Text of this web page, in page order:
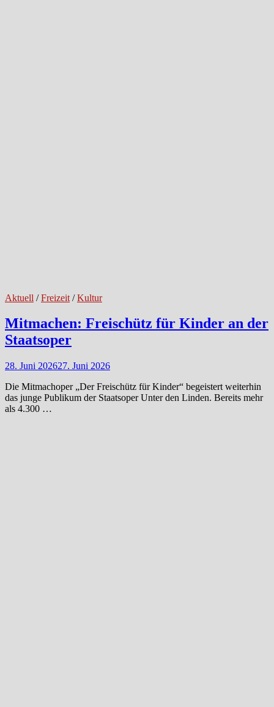
Aktuell /Freizeit /Kultur
Mitmachen: Freischütz für Kinder an der
Staatsoper
28. Juni 202627. Juni 2026
Die Mitmachoper „Der Freischütz für Kinder“ begeistert weiterhin
das junge Publikum der Staatsoper Unter den Linden. Bereits mehr
als 4.300 …